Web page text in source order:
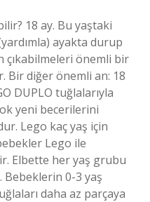
18 ay. Bu yaştaki
ayakta durup
çıkabilmeleri önemli bir
Bir diğer önemli an: 18
DUPLO tuğlalarıyla
yeni becerilerini
Lego kaç yaş için
Lego ile
Elbette her yaş grubu
Bebeklerin 0-3 yaş
daha az parçaya